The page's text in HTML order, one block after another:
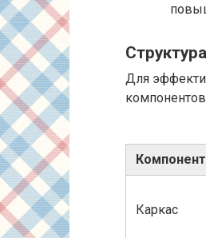
Для
Компонент
Каркас